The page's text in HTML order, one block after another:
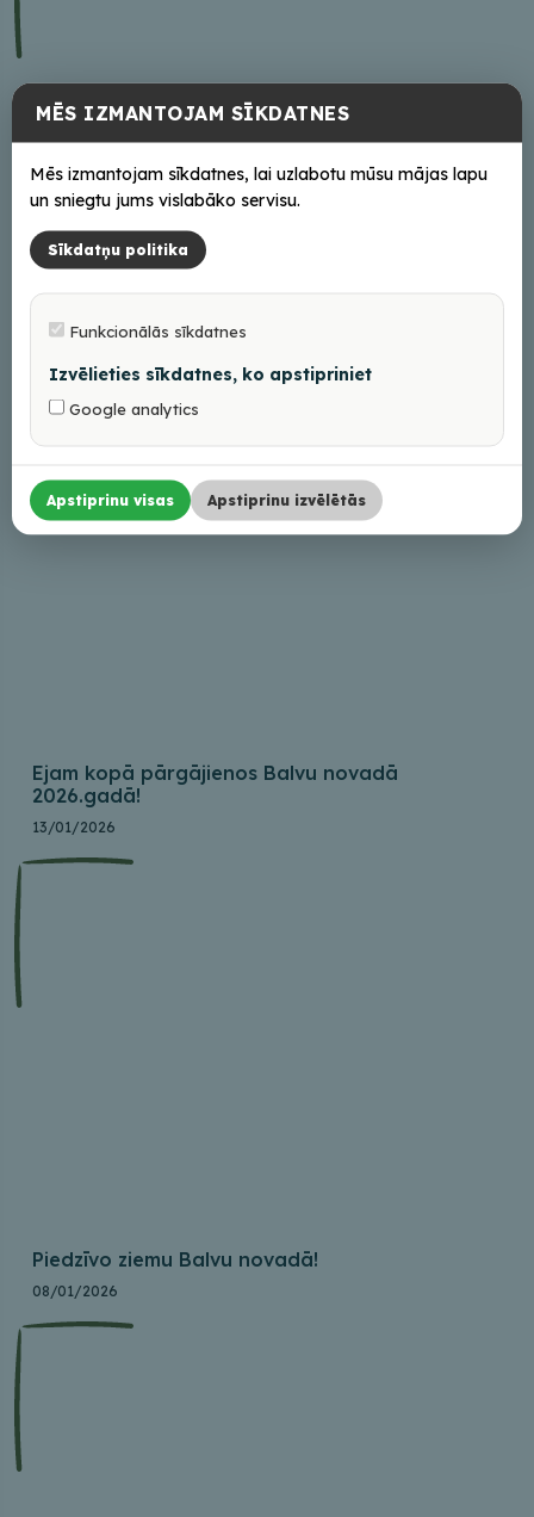
27/01/2026
Ejam kopā pārgājienos Balvu novadā
2026.gadā!
13/01/2026
Piedzīvo ziemu Balvu novadā!
08/01/2026
MĒS IZMANTOJAM SĪKDATNES
Mēs izmantojam sīkdatnes, lai uzlabotu mūsu mājas lapu
un sniegtu jums vislabāko servisu.
Sīkdatņu politika
Funkcionālās sīkdatnes
Izvēlieties sīkdatnes, ko apstipriniet
Google analytics
Apstiprinu visas Apstiprinu izvēlētās